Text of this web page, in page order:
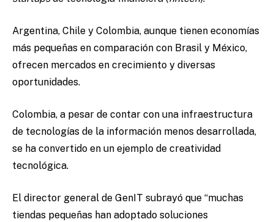
Argentina, Chile y Colombia, aunque tienen economías
más pequeñas en comparación con Brasil y México,
ofrecen mercados en crecimiento y diversas
oportunidades.
Colombia, a pesar de contar con una infraestructura
de tecnologías de la información menos desarrollada,
se ha convertido en un ejemplo de creatividad
tecnológica.
El director general de GenIT subrayó que “muchas
tiendas pequeñas han adoptado soluciones